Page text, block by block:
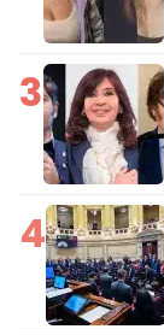
3
4